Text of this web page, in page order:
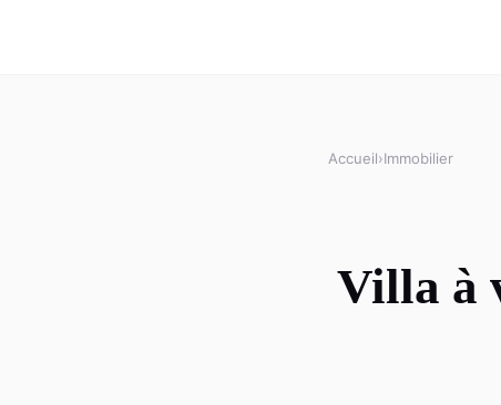
Accueil›Immobilier
Villa à